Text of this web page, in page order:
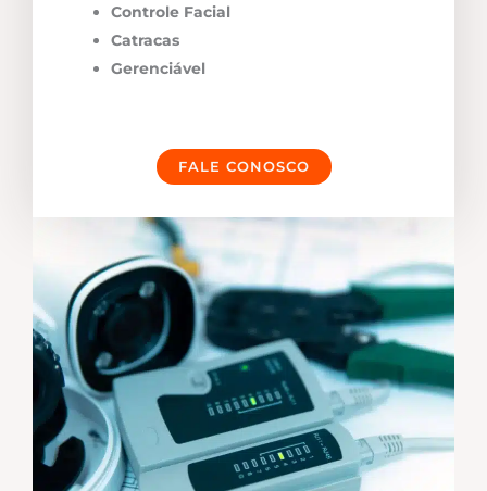
Controle Facial
Catracas
Gerenciável
FALE CONOSCO